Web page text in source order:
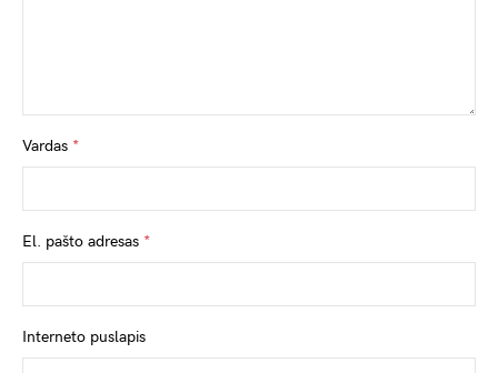
Vardas *
El. pašto adresas *
Interneto puslapis